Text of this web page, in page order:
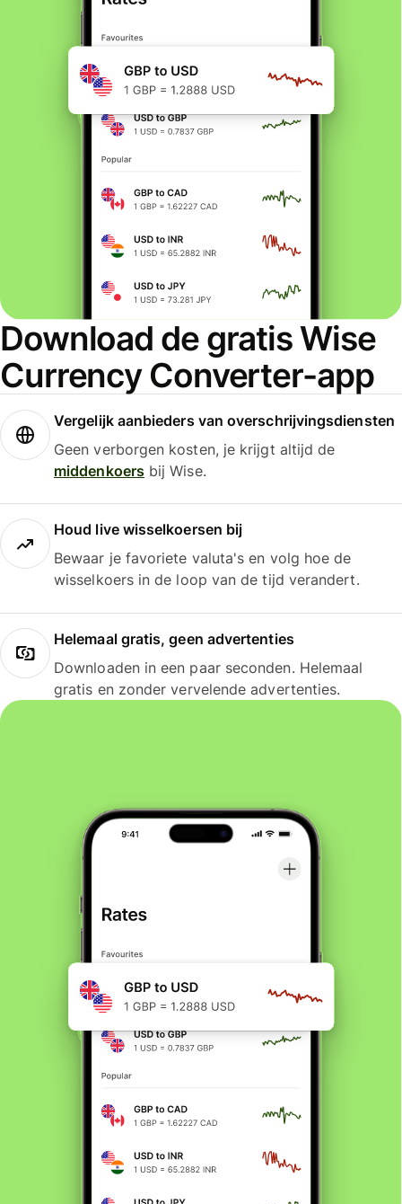
Download de gratis Wise
Currency Converter-app
Vergelijk aanbieders van overschrijvingsdiensten
Geen verborgen kosten, je krijgt altijd de
middenkoersbij Wise.
Houd live wisselkoersen bij
Bewaar je favoriete valuta's en volg hoe de
wisselkoers in de loop van de tijd verandert.
Helemaal gratis, geen advertenties
Downloaden in een paar seconden. Helemaal
gratis en zonder vervelende advertenties.